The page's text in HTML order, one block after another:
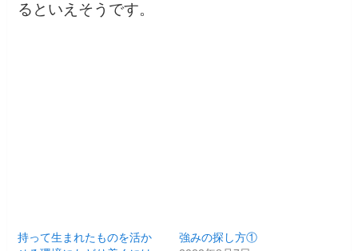
るといえそうです。
持って生まれたものを活か
強みの探し方①